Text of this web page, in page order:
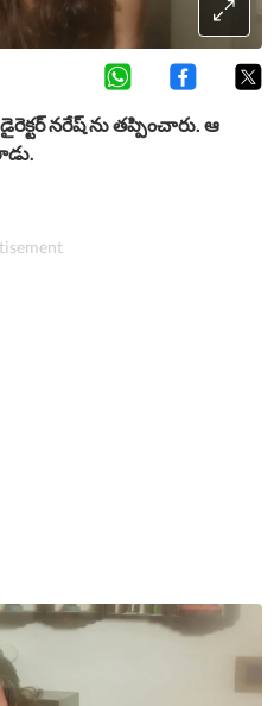
నరేష్ ను తప్పించారు. ఆ